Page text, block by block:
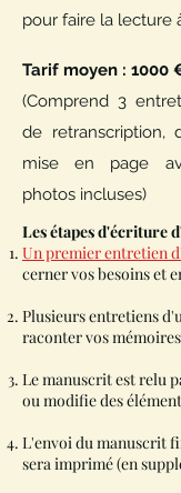
pour faire la lecture
Tarif moyen : 1000
(Comprend 3
de retranscription,
mise en page
photos incluses)
Les étapes d'écriture
Un premier entretien
cerner vos besoins et
Plusieurs entretiens
raconter vos
Le manuscrit est relu
ou modifie des
L'envoi du manuscrit
sera imprimé (en